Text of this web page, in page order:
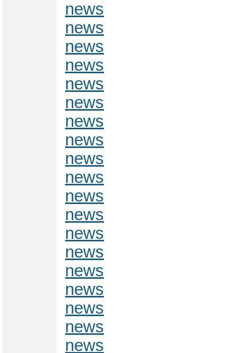
news
news
news
news
news
news
news
news
news
news
news
news
news
news
news
news
news
news
news